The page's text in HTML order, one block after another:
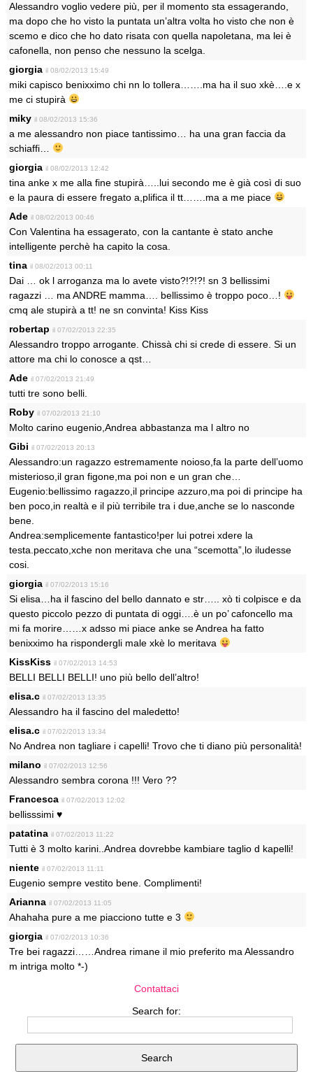
Alessandro voglio vedere più, per il momento sta essagerando,
ma dopo che ho visto la puntata un’altra volta ho visto che non è
scemo e dico che ho dato risata con quella napoletana, ma lei è
cafonella, non penso che nessuno la scelga.
giorgia il 08/02/2013 15:49
miki capisco benixximo chi nn lo tollera…….ma ha il suo xkè….e x
me ci stupirà
miky il 08/02/2013 15:36
a me alessandro non piace tantissimo… ha una gran faccia da
schiaffi…
giorgia il 08/02/2013 12:42
tina anke x me alla fine stupirà…..lui secondo me è già così di suo
e la paura di essere fregato a,plifica il tt…….ma a me piace
Ade il 08/02/2013 00:46
Con Valentina ha essagerato, con la cantante è stato anche
intelligente perchè ha capito la cosa.
tina il 08/02/2013 00:11
Dai … ok l arroganza ma lo avete visto?!?!?! sn 3 bellissimi
ragazzi … ma ANDRE mamma…. bellissimo è troppo poco…!
cmq ale stupirà a tt! ne sn convinta! Kiss Kiss
robertap il 07/02/2013 22:35
Alessandro troppo arrogante. Chissà chi si crede di essere. Si un
attore ma chi lo conosce a qst…
Ade il 07/02/2013 21:49
tutti tre sono belli.
Roby il 07/02/2013 21:10
Molto carino eugenio,Andrea abbastanza ma l altro no
Gibi il 07/02/2013 20:13
Alessandro:un ragazzo estremamente noioso,fa la parte dell’uomo
misterioso,il gran figone,ma poi non e un gran che…
Eugenio:bellissimo ragazzo,il principe azzuro,ma poi di principe ha
ben poco,in realtà e il più terribile tra i due,anche se lo nasconde
bene.
Andrea:semplicemente fantastico!per lui potrei xdere la
testa.peccato,xche non meritava che una “scemotta”,lo iludesse
cosi.
giorgia il 07/02/2013 15:16
Si elisa…ha il fascino del bello dannato e str….. xò ti colpisce e da
questo piccolo pezzo di puntata di oggi….è un po’ cafoncello ma
mi fa morire……x adsso mi piace anke se Andrea ha fatto
benixximo ha rispondergli male xkè lo meritava
KissKiss il 07/02/2013 14:53
BELLI BELLI BELLI! uno più bello dell’altro!
elisa.c il 07/02/2013 13:35
Alessandro ha il fascino del maledetto!
elisa.c il 07/02/2013 13:34
No Andrea non tagliare i capelli! Trovo che ti diano più personalità!
milano il 07/02/2013 12:56
Alessandro sembra corona !!! Vero ??
Francesca il 07/02/2013 12:02
bellisssimi ♥
patatina il 07/02/2013 11:22
Tutti è 3 molto karini..Andrea dovrebbe kambiare taglio d kapelli!
niente il 07/02/2013 11:11
Eugenio sempre vestito bene. Complimenti!
Arianna il 07/02/2013 11:05
Ahahaha pure a me piacciono tutte e 3
giorgia il 07/02/2013 10:36
Tre bei ragazzi……Andrea rimane il mio preferito ma Alessandro
m intriga molto *-)
Contattaci
Search for: